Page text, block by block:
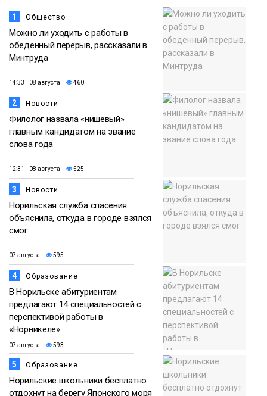
1 Общество
Можно ли уходить с работы в
обеденный перерыв, рассказали в
Минтруда
14:33 08 августа 460
2 Новости
Филолог назвала «нишевый»
главным кандидатом на звание
слова года
12:31 08 августа 525
3 Новости
Норильская служба спасения
объяснила, откуда в городе взялся
смог
07 августа 595
4 Образование
В Норильске абитуриентам
предлагают 14 специальностей с
перспективой работы в
«Норникеле»
07 августа 593
5 Образование
Норильские школьники бесплатно
отдохнут на берегу Японского моря